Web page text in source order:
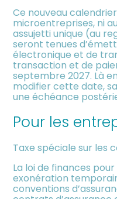
Ce nouveau
microentreprises, ni
assujetti unique (au
seront tenues
électronique et de
transaction et de
septembre 2027. Là
modifier cette date,
une échéance
Pour les
Taxe spéciale sur les
La loi de finances
exonération
conventions